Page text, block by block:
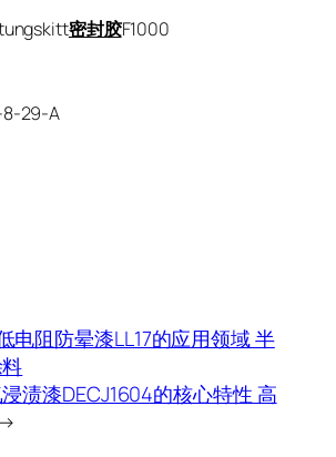
密封胶F1000
8-29-A
电阻防晕漆LL17的应用领域 半
渍漆DECJ1604的核心特性 高